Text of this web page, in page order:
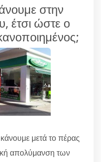
στην
έτσι ώστε ο
μετά το πέρας
απολύμανση των